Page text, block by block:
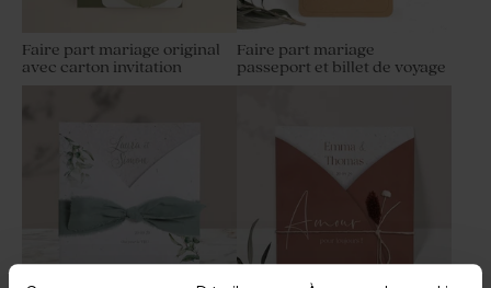
Faire part mariage original
avec carton invitation
Faire part mariage
passeport et billet de voyage